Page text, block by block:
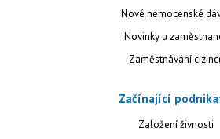
Nové nemocenské
Novinky u
Zaměstnávání
Začínající
Založení živnosti